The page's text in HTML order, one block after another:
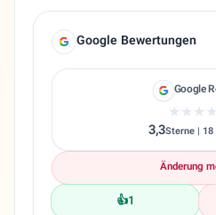
Google Bewertungen
Google
3,3Sterne |
Änderung
👍1